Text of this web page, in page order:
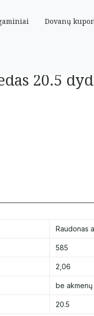
Dovanų
20.5
Raudonas
585
2,06
be akmenų
20.5